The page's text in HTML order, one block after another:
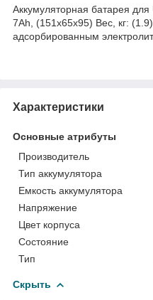
Аккумуляторная батарея
7Ah, (151x65x95) Вес, кг:
адсорбированным
Характеристики
Основные атрибуты
Производитель
Тип аккумулятора
Емкость аккумулятора
Напряжение
Цвет корпуса
Состояние
Тип
Скрыть